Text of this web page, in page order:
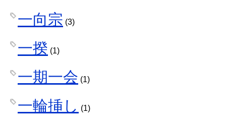
一向宗 (3)
一揆 (1)
一期一会 (1)
一輪挿し (1)